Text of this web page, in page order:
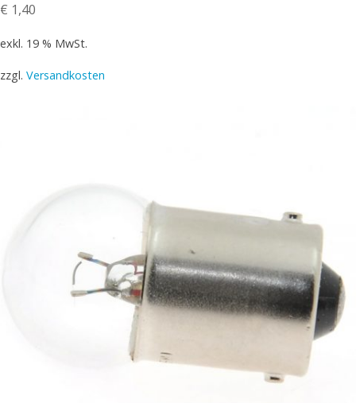
€ 1,40
exkl. 19 % MwSt.
zzgl. Versandkosten